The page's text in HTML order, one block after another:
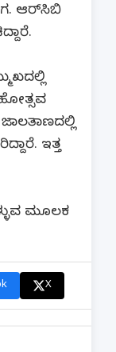
ಆರ್‌ಸಿಬಿ
ಇತ್ತ
ಮೂಲಕ
X